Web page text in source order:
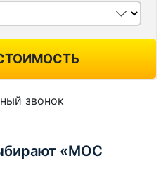
звонок
«МОС